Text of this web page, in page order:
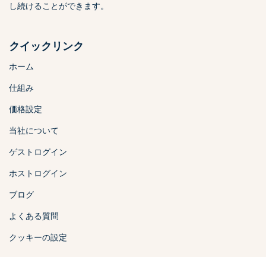
し続けることができます。
クイックリンク
ホーム
仕組み
価格設定
当社について
ゲストログイン
ホストログイン
ブログ
よくある質問
クッキーの設定